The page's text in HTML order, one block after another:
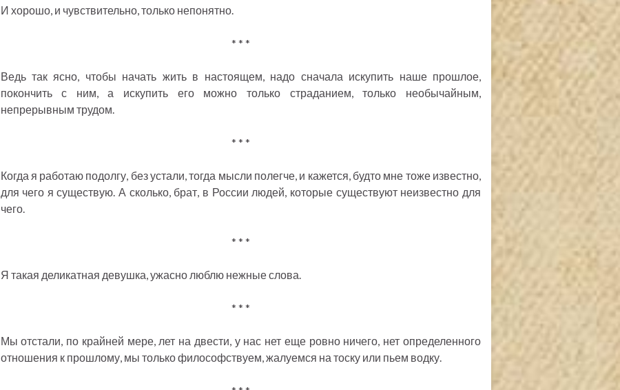
И хорошо, и чувствительно, только непонятно.
* * *
Ведь так ясно, чтобы начать жить в настоящем, надо сначала искупить наше прошлое,
покончить с ним, а искупить его можно только страданием, только необычайным,
непрерывным трудом.
* * *
Когда я работаю подолгу, без устали, тогда мысли полегче, и кажется, будто мне тоже известно,
для чего я существую. А сколько, брат, в России людей, которые существуют неизвестно для
чего.
* * *
Я такая деликатная девушка, ужасно люблю нежные слова.
* * *
Мы отстали, по крайней мере, лет на двести, у нас нет еще ровно ничего, нет определенного
отношения к прошлому, мы только философствуем, жалуемся на тоску или пьем водку.